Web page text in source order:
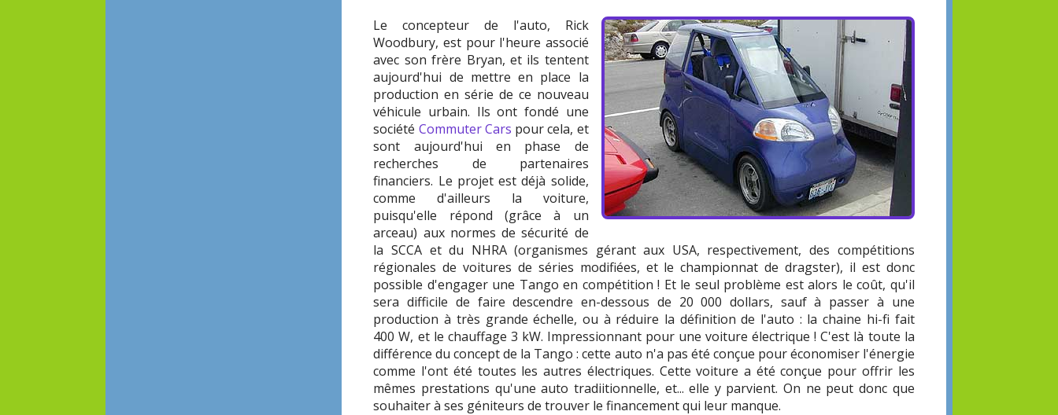
Le concepteur de l'auto, Rick
Woodbury, est pour l'heure associé
avec son frère Bryan, et ils tentent
aujourd'hui de mettre en place la
production en série de ce nouveau
véhicule urbain. Ils ont fondé une
société Commuter Cars pour cela, et
sont aujourd'hui en phase de
recherches de partenaires
financiers. Le projet est déjà solide,
comme d'ailleurs la voiture,
puisqu'elle répond (grâce à un
arceau) aux normes de sécurité de
la SCCA et du NHRA (organismes gérant aux USA, respectivement, des compétitions
régionales de voitures de séries modifiées, et le championnat de dragster), il est donc
possible d'engager une Tango en compétition ! Et le seul problème est alors le coût, qu'il
sera difficile de faire descendre en-dessous de 20 000 dollars, sauf à passer à une
production à très grande échelle, ou à réduire la définition de l'auto : la chaine hi-fi fait
400 W, et le chauffage 3 kW. Impressionnant pour une voiture électrique ! C'est là toute la
différence du concept de la Tango : cette auto n'a pas été conçue pour économiser l'énergie
comme l'ont été toutes les autres électriques. Cette voiture a été conçue pour offrir les
mêmes prestations qu'une auto tradiitionnelle, et... elle y parvient. On ne peut donc que
souhaiter à ses géniteurs de trouver le financement qui leur manque.